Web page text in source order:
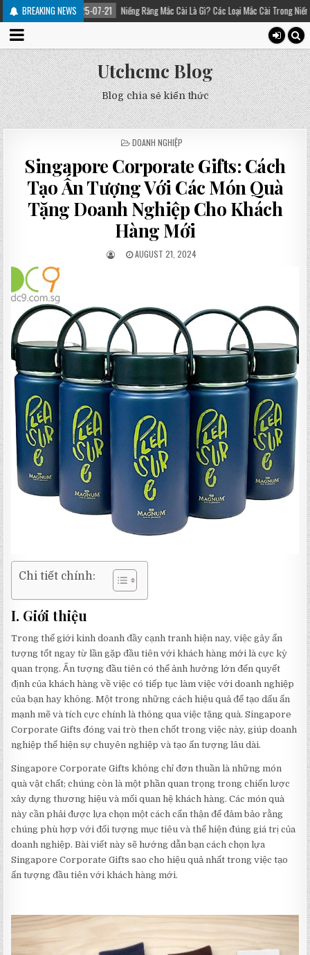
BREAKING NEWS
2025-07-21 Niềng Răng Mắc Cài Là Gì? Các Loại Mắc Cài Trong Niềng Răng – Platinum
Utchcmc Blog
Blog chia sẻ kiến thức
POSTED
DOANH NGHIỆP
Singapore Corporate Gifts: Cách
Tạo Ấn Tượng Với Các Món Quà
Tặng Doanh Nghiệp Cho Khách
Hàng Mới
AUGUST 21, 2024
Chi tiết chính:
I. Giới thiệu
Trong thế giới kinh doanh đầy cạnh tranh hiện nay, việc gây ấn
tượng tốt ngay từ lần gặp đầu tiên với khách hàng mới là cực kỳ
quan trọng. Ấn tượng đầu tiên có thể ảnh hưởng lớn đến quyết
định của khách hàng về việc có tiếp tục làm việc với doanh nghiệp
của bạn hay không. Một trong những cách hiệu quả để tạo dấu ấn
mạnh mẽ và tích cực chính là thông qua việc tặng quà. Singapore
Corporate Gifts đóng vai trò then chốt trong việc này, giúp doanh
nghiệp thể hiện sự chuyên nghiệp và tạo ấn tượng lâu dài.
Singapore Corporate Gifts không chỉ đơn thuần là những món
quà vật chất; chúng còn là một phần quan trọng trong chiến lược
xây dựng thương hiệu và mối quan hệ khách hàng. Các món quà
này cần phải được lựa chọn một cách cẩn thận để đảm bảo rằng
chúng phù hợp với đối tượng mục tiêu và thể hiện đúng giá trị của
doanh nghiệp. Bài viết này sẽ hướng dẫn bạn cách chọn lựa
Singapore Corporate Gifts sao cho hiệu quả nhất trong việc tạo
ấn tượng đầu tiên với khách hàng mới.